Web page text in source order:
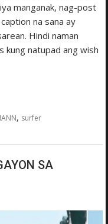
manganak, nag-post
na sana ay
Hindi naman
natupad ang wish
, surfer
SA